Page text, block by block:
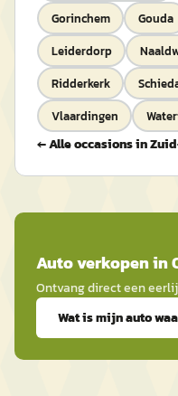
Gorinchem
Gouda
Leiderdorp
Ridderkerk
Vlaardingen
← Alle occasions in
Autoverkopen in
Ontvang direct een
Wat is mijn auto